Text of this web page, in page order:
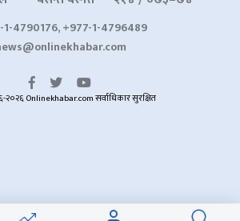
1-4790176, +977-1-4796489
Onlinekhabar.com सर्वाधिकार सुरक्षित